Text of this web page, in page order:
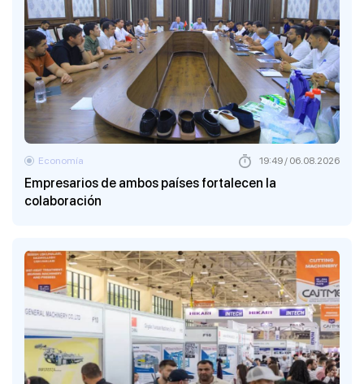
Empresarios de ambos países fortalecen la
colaboración
Economía 19:49 / 06.08.2026